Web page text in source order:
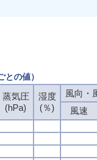
の値）
蒸気圧
(hPa)
湿度
(％)
風向・
風速